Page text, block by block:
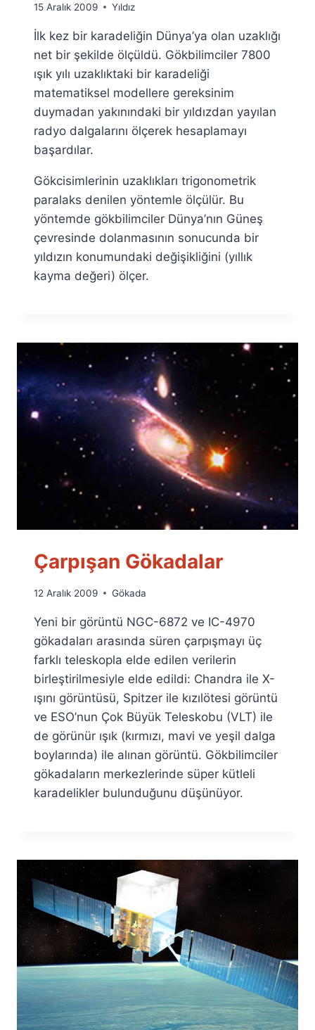
By
Fuat
Özyar
15 Aralık 2009 Yıldız
İlk kez bir karadeliğin Dünya’ya olan uzaklığı
net bir şekilde ölçüldü. Gökbilimciler 7800
ışık yılı uzaklıktaki bir karadeliği
matematiksel modellere gereksinim
duymadan yakınındaki bir yıldızdan yayılan
radyo dalgalarını ölçerek hesaplamayı
başardılar.
Gökcisimlerinin uzaklıkları trigonometrik
paralaks denilen yöntemle ölçülür. Bu
yöntemde gökbilimciler Dünya’nın Güneş
çevresinde dolanmasının sonucunda bir
yıldızın konumundaki değişikliğini (yıllık
kayma değeri) ölçer.
Çarpışan Gökadalar
By
Fuat
Özyar
12 Aralık 2009 Gökada
Yeni bir görüntü NGC-6872 ve IC-4970
gökadaları arasında süren çarpışmayı üç
farklı teleskopla elde edilen verilerin
birleştirilmesiyle elde edildi: Chandra ile X-
ışını görüntüsü, Spitzer ile kızılötesi görüntü
ve ESO’nun Çok Büyük Teleskobu (VLT) ile
de görünür ışık (kırmızı, mavi ve yeşil dalga
boylarında) ile alınan görüntü. Gökbilimciler
gökadaların merkezlerinde süper kütleli
karadelikler bulunduğunu düşünüyor.